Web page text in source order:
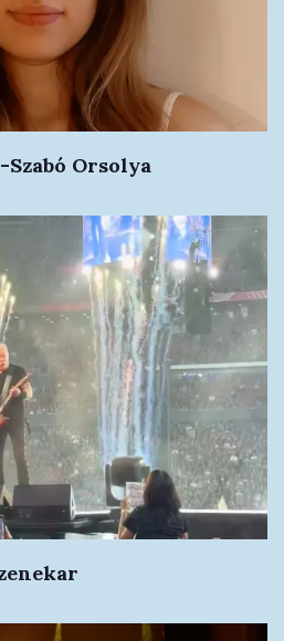
Orsolya